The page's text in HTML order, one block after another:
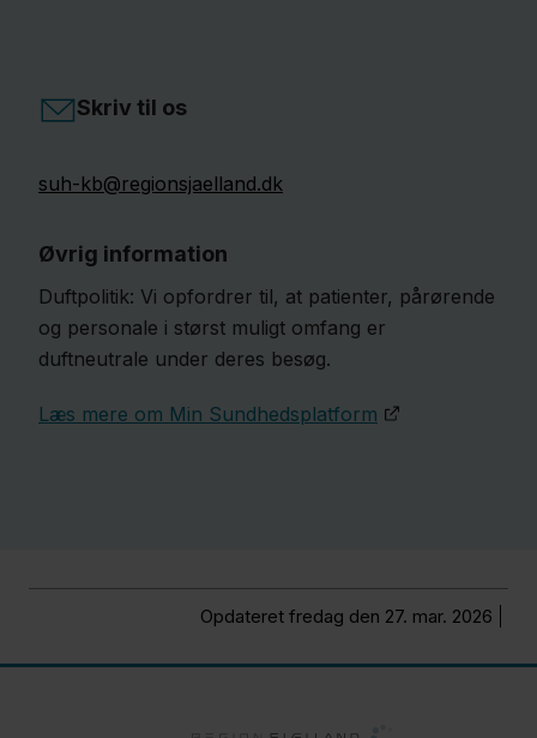
Skriv til os
suh-kb@regionsjaelland.dk
Øvrig information
Duftpolitik: Vi opfordrer til, at patienter, pårørende
og personale i størst muligt omfang er
duftneutrale under deres besøg.
Læs mere om Min Sundhedsplatform
Opdateret fredag den 27. mar. 2026